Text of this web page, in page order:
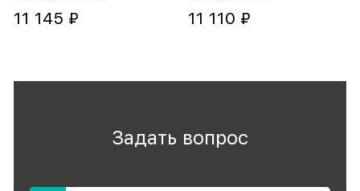
11 145 ₽ 11 110 ₽
Задать вопрос